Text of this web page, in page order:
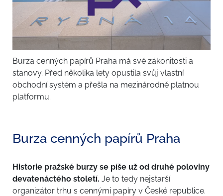
Burza cenných papírů Praha má své zákonitosti a
stanovy. Před několika lety opustila svůj vlastní
obchodní systém a přešla na mezinárodně platnou
platformu.
Burza cenných papírů Praha
Historie pražské burzy se píše už od druhé poloviny
devatenáctého století. Je to tedy nejstarší
organizátor trhu s cennými papíry v České republice.